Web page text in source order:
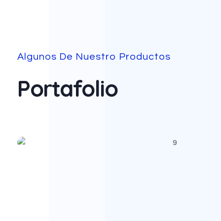
Algunos De Nuestro Productos
Portafolio
App delivery para